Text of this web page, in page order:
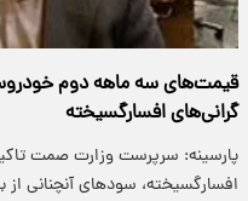
قیمت‌های سه ماهه دوم
گرانی‌های افسارگسیخته
پارسینه: سرپرست وزارت صمت
افسارگسیخته، سود‌های آنچنانی